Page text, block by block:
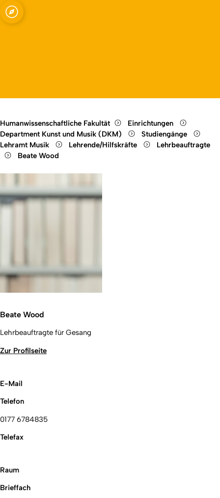
Open quicklink menu
Humanwissenschaftliche Fakultät
Einrichtungen
Department Kunst und Musik (DKM)
Studiengänge
Lehramt Musik
Lehrende/Hilfskräfte
Lehrbeauftragte
Beate Wood
Beate Wood
Lehrbeauftragte für Gesang
Zur Profilseite
E-Mail
Telefon
0177 6784835
Telefax
Raum
Brieffach